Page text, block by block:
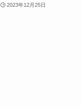
2023年12月25日